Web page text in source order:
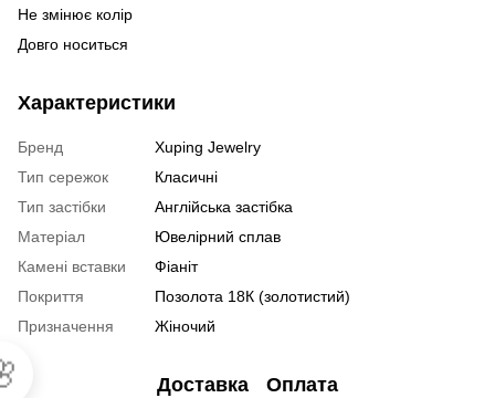
Не змінює колір
Довго носиться
Характеристики
Бренд
Xuping Jewelry
Тип сережок
Класичні
Тип застібки
Англійська застібка
Матеріал
Ювелірний сплав
Камені вставки
Фіаніт
Покриття
Позолота 18К (золотистий)
Призначення
Жіночий
Доставка Оплата